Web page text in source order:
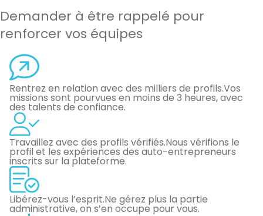
Demander à être rappelé pour
renforcer vos équipes
Rentrez en relation avec des milliers de profils.Vos
missions sont pourvues en moins de 3 heures, avec
des talents de confiance.
Travaillez avec des profils vérifiés.Nous vérifions le
profil et les expériences des auto-entrepreneurs
inscrits sur la plateforme.
Libérez-vous l’esprit.Ne gérez plus la partie
administrative, on s’en occupe pour vous.